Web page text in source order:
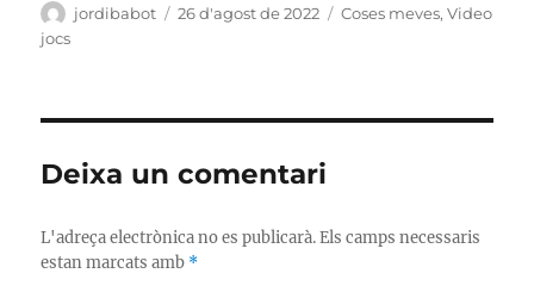
Autor
jordibabot
Publicat
26 d'agost de 2022 Categories
Coses meves,Video
jocs
Deixa un comentari
L'adreça electrònica no es publicarà. Els camps necessaris
estan marcats amb *